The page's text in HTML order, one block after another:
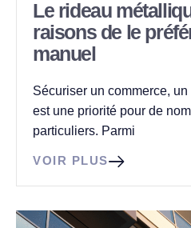
Le rideau
raisons de le
manuel
Sécuriser un commerce,
est une priorité pour de
particuliers. Parmi
VOIR PLUS